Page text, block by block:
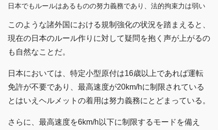
日本でもルールはあるものの努力義務であり、法的拘束力は弱い
このような諸外国における規制強化の状況を踏まえると、
現在の日本のルール作りに対して疑問を抱く声が上がるの
も自然なことだ。
日本においては、特定小型原付は16歳以上であれば運転
免許が不要であり、最高速度が20km/hに制限されている
とはいえヘルメットの着用は努力義務にとどまっている。
さらに、最高速度を6km/h以下に制限するモードを備え